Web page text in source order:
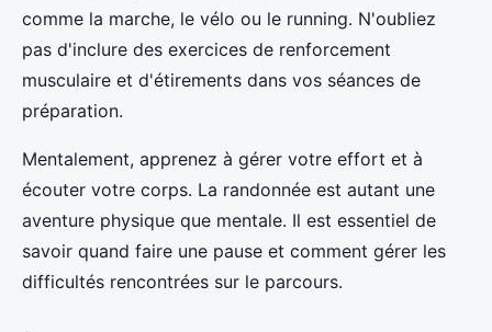
comme la marche, le vélo ou le running. N'oubliez
pas d'inclure des exercices de renforcement
musculaire et d'étirements dans vos séances de
préparation.
Mentalement, apprenez à gérer votre effort et à
écouter votre corps. La randonnée est autant une
aventure physique que mentale. Il est essentiel de
savoir quand faire une pause et comment gérer les
difficultés rencontrées sur le parcours.